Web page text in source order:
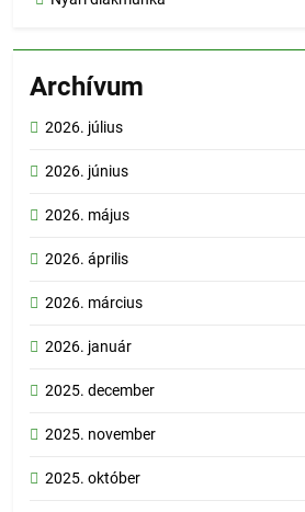
Archívum
2026. július
2026. június
2026. május
2026. április
2026. március
2026. január
2025. december
2025. november
2025. október